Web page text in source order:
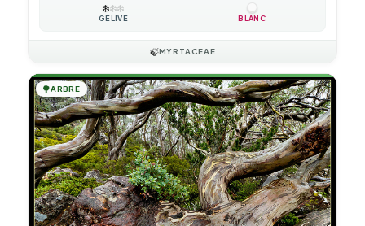
❄️❄️❄️
GÉLIVE BLANC
🍃MYRTACEAE
🌳ARBRE